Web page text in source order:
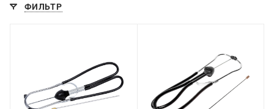
ФИЛЬТР